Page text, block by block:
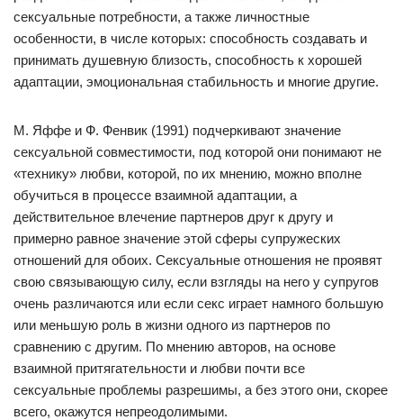
сексуальные потребности, а также личностные
особенности, в числе которых: способность создавать и
принимать душевную близость, способность к хорошей
адаптации, эмоциональная стабильность и многие другие.
М. Яффе и Ф. Фенвик (1991) подчеркивают значение
сексуальной совместимости, под которой они понимают не
«технику» любви, которой, по их мнению, можно вполне
обучиться в процессе взаимной адаптации, а
действительное влечение партнеров друг к другу и
примерно равное значение этой сферы супружеских
отношений для обоих. Сексуальные отношения не проявят
свою связывающую силу, если взгляды на него у супругов
очень различаются или если секс играет намного большую
или меньшую роль в жизни одного из партнеров по
сравнению с другим. По мнению авторов, на основе
взаимной притягательности и любви почти все
сексуальные проблемы разрешимы, а без этого они, скорее
всего, окажутся непреодолимыми.